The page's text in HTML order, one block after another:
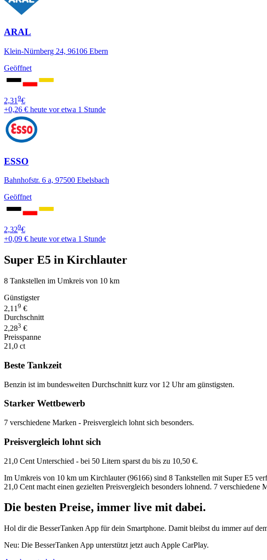
ARAL
Klein-Nürnberg 24, 96106 Ebern
Geöffnet
2,31 9€
+0,26 € heute vor etwa 1 Stunde
ESSO
Bahnhofstr. 6 a, 97500 Ebelsbach
Geöffnet
2,329€
+0,09 € heute vor etwa 1 Stunde
Super E5 in Kirchlauter
8 Tankstellen im Umkreis von 10 km
Günstigster
2,11 9 €
Durchschnitt
2,283 €
Preisspanne
21,0 ct
Beste Tankzeit
Benzin ist im bundesweiten Durchschnitt kurz vor 12 Uhr am günstigsten.
Starker Wettbewerb
7 verschiedene Marken - Preisvergleich lohnt sich besonders.
Preisvergleich lohnt sich
21,0 Cent Unterschied - bei 50 Litern sparst du bis zu 10,50 €.
Im Umkreis von 10 km um Kirchlauter (96166) sind 8 Tankstellen mit Super E5
21,0 Cent macht einen gezielten Preisvergleich besonders lohnend. 7
Die besten Preise, immer live mit dabei.
Hol dir die BesserTanken App für dein Smartphone. Damit bleibst du immer auf
Neu: Die BesserTanken App unterstützt jetzt auch Apple CarPlay.